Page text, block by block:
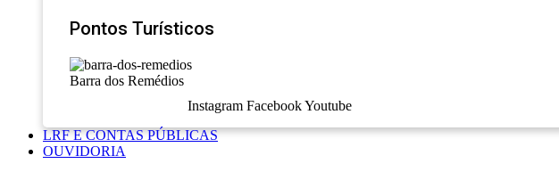
Pontos Turísticos
Barra dos Remédios
Instagram FacebookYoutube
LRF E CONTAS PÚBLICAS
OUVIDORIA